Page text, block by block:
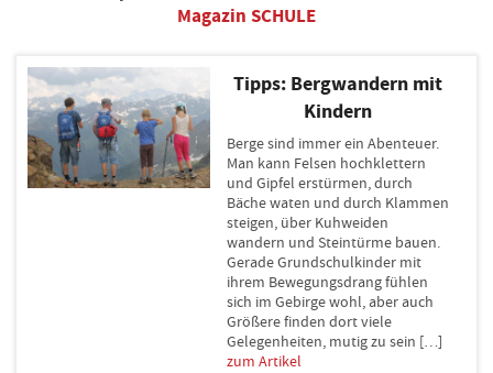
Magazin SCHULE
Tipps: Bergwandern mit
Kindern
Berge sind immer ein Abenteuer.
Man kann Felsen hochklettern
und Gipfel erstürmen, durch
Bäche waten und durch Klammen
steigen, über Kuhweiden
wandern und Steintürme bauen.
Gerade Grundschulkinder mit
ihrem Bewegungsdrang fühlen
sich im Gebirge wohl, aber auch
Größere finden dort viele
Gelegenheiten, mutig zu sein […]
zum Artikel